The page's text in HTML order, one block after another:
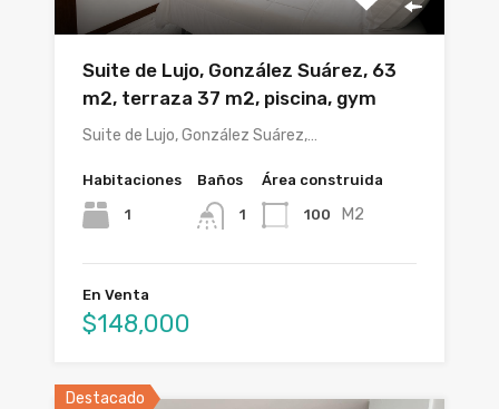
Suite de Lujo, González Suárez, 63
m2, terraza 37 m2, piscina, gym
Suite de Lujo, González Suárez,…
Habitaciones
1
Baños
1
Área construida
100 M2
En Venta
$148,000
Destacado